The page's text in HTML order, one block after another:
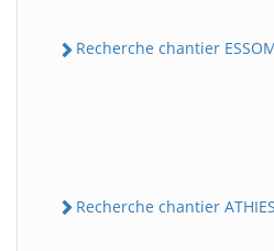
Recherche chantier
Recherche chantier